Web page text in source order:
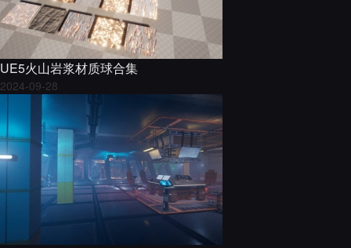
UE5火山岩浆材质球合集
2024-09-28